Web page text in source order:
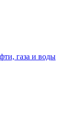
газа и воды